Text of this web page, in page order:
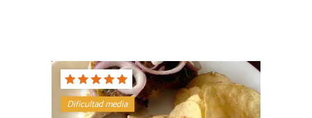
Dificultad media